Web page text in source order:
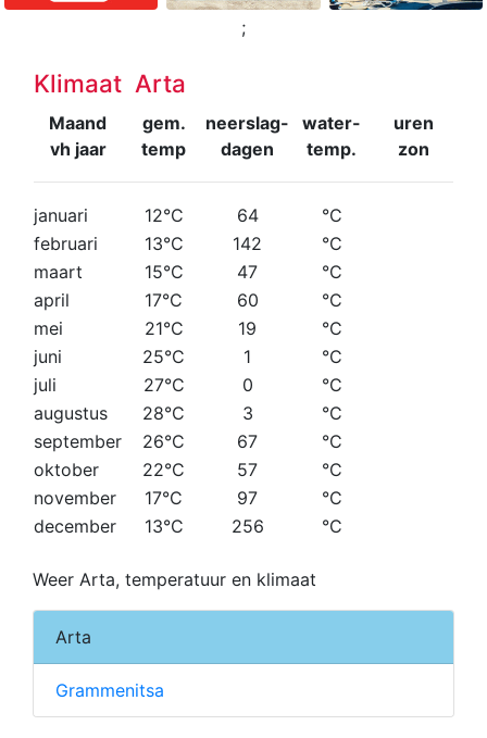
;
Klimaat Arta
Maand
vh jaar
gem.
temp
neerslag-
dagen
water-
temp.
uren
zon
januari 12°C 64
°C
februari
13°C 142
°C
maart
15°C 47
°C
april
17°C 60
°C
mei
21°C 19
°C
juni
25°C 1
°C
juli
27°C 0
°C
augustus
28°C 3
°C
september
26°C 67
°C
oktober
22°C 57
°C
november
17°C 97
°C
december
13°C 256 °C
Weer Arta, temperatuur en klimaat
Arta
Grammenitsa